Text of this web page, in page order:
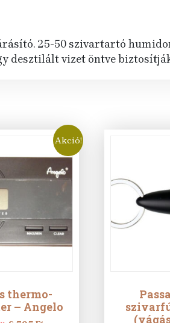
25-50 szivartartó
desztilált vizet öntve
Akció!
thermo-
– Angelo